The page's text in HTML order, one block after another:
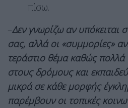
πίσω.
–Δεν γνωρίζω αν υπόκειται
σας, αλλά οι «συμμορίες»
τεράστιο θέμα καθώς
στους δρόμους και
μικρά σε κάθε μορφής
παρέμβουν οι τοπικές